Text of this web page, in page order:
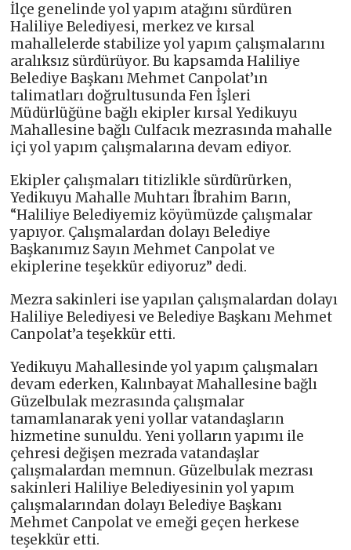
İlçe genelinde yol yapım atağını sürdüren
Haliliye Belediyesi, merkez ve kırsal
mahallelerde stabilize yol yapım çalışmalarını
aralıksız sürdürüyor. Bu kapsamda Haliliye
Belediye Başkanı Mehmet Canpolat’ın
talimatları doğrultusunda Fen İşleri
Müdürlüğüne bağlı ekipler kırsal Yedikuyu
Mahallesine bağlı Culfacık mezrasında mahalle
içi yol yapım çalışmalarına devam ediyor.
Ekipler çalışmaları titizlikle sürdürürken,
Yedikuyu Mahalle Muhtarı İbrahim Barın,
“Haliliye Belediyemiz köyümüzde çalışmalar
yapıyor. Çalışmalardan dolayı Belediye
Başkanımız Sayın Mehmet Canpolat ve
ekiplerine teşekkür ediyoruz” dedi.
Mezra sakinleri ise yapılan çalışmalardan dolayı
Haliliye Belediyesi ve Belediye Başkanı Mehmet
Canpolat’a teşekkür etti.
Yedikuyu Mahallesinde yol yapım çalışmaları
devam ederken, Kalınbayat Mahallesine bağlı
Güzelbulak mezrasında çalışmalar
tamamlanarak yeni yollar vatandaşların
hizmetine sunuldu. Yeni yolların yapımı ile
çehresi değişen mezrada vatandaşlar
çalışmalardan memnun. Güzelbulak mezrası
sakinleri Haliliye Belediyesinin yol yapım
çalışmalarından dolayı Belediye Başkanı
Mehmet Canpolat ve emeği geçen herkese
teşekkür etti.